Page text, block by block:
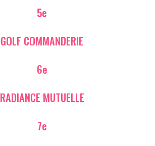
5e
GOLF COMMANDERIE
6e
RADIANCE MUTUELLE
7e